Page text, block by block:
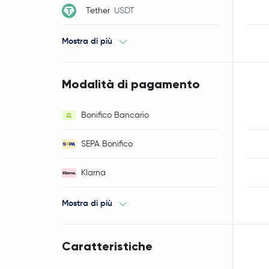
Tether USDT
Mostra di più
Modalità di pagamento
Bonifico Bancario
SEPA Bonifico
Klarna
Mostra di più
Caratteristiche